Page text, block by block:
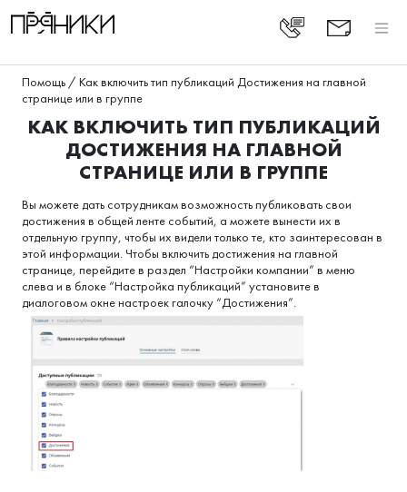
Помощь / Как включить тип публикаций Достижения на главной
странице или в группе
КАК ВКЛЮЧИТЬ ТИП ПУБЛИКАЦИЙ
ДОСТИЖЕНИЯ НА ГЛАВНОЙ
СТРАНИЦЕ ИЛИ В ГРУППЕ
Вы можете дать сотрудникам возможность публиковать свои
достижения в общей ленте событий, а можете вынести их в
отдельную группу, чтобы их видели только те, кто заинтересован в
этой информации. Чтобы включить достижения на главной
странице, перейдите в раздел “Настройки компании” в меню
слева и в блоке “Настройка публикаций” установите в
диалоговом окне настроек галочку “Достижения”.